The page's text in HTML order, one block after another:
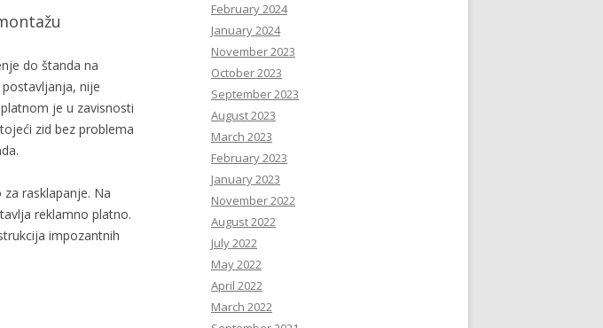
do štanda na
nije
je u zavisnosti
zid bez problema
rasklapanje. Na
reklamno platno.
impozantnih
February 2024
January 2024
November 2023
October 2023
September 2023
August 2023
March 2023
February 2023
January 2023
November 2022
August 2022
July 2022
May 2022
April 2022
March 2022